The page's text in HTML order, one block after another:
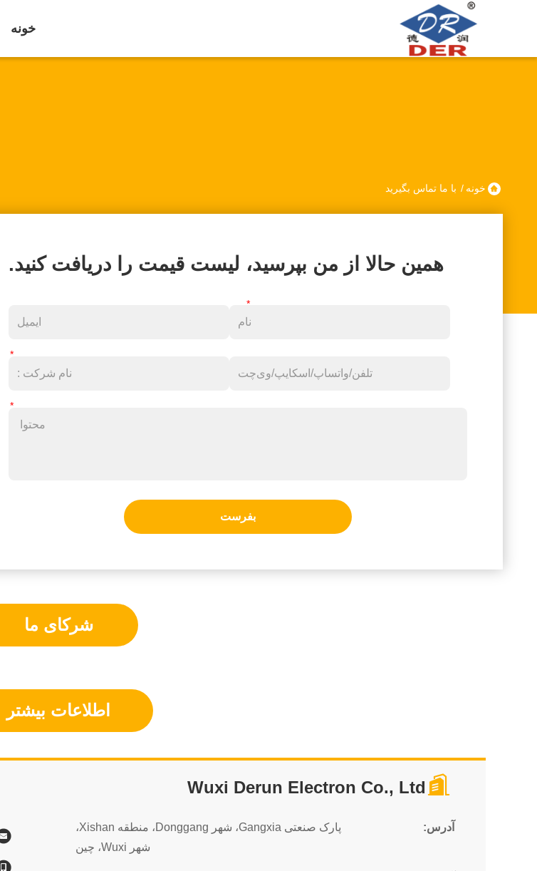
خونه
خونه / با ما تماس بگیرید
همین حالا از من بپرسید، لیست قیمت را دریافت کنید.
بفرست
شرکای ما
اطلاعات بیشتر
Wuxi Derun Electron Co., Ltd
آدرس:
پارک صنعتی Gangxia، شهر Donggang، منطقه Xishan،
شهر Wuxi، چین